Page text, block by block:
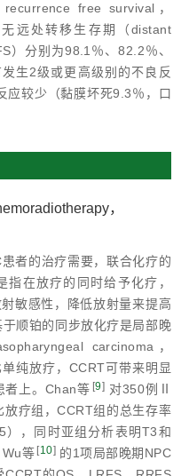
free survival，
远处转移生存期（distant
）分别为98.1％、82.2％、
生2级或更高级别的不良反
应较少（黏膜坏死9.3％，口
，
者的治疗需要，联合化疗的
在放疗的同时给予化疗，
敏感性，降低放射量来提高
顺铂的同步放化疗是局部晚
carcinoma，
纯放疗，CCRT可带来明显
者上。Chan等 [9] 对350例Ⅱ
疗组，CCRT组的总生存率
），同时亚组分析表明T3和
等 [10]的1项局部晚期NPC